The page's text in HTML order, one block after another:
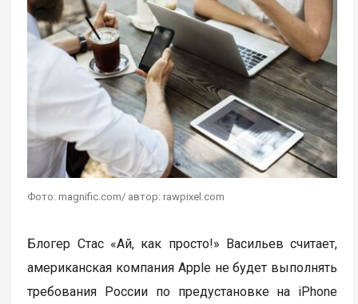
Фото: magnific.com/ автор: rawpixel.com
Блогер Стас «Ай, как просто!» Васильев считает,
американская компания Apple не будет выполнять
требования России по предустановке на iPhone